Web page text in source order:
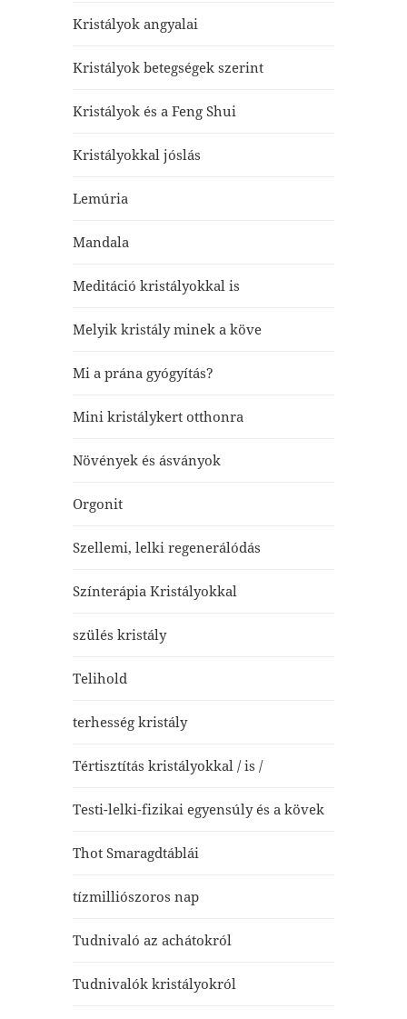
Kristályok angyalai
Kristályok betegségek szerint
Kristályok és a Feng Shui
Kristályokkal jóslás
Lemúria
Mandala
Meditáció kristályokkal is
Melyik kristály minek a köve
Mi a prána gyógyítás?
Mini kristálykert otthonra
Növények és ásványok
Orgonit
Szellemi, lelki regenerálódás
Színterápia Kristályokkal
szülés kristály
Telihold
terhesség kristály
Tértisztítás kristályokkal / is /
Testi-lelki-fizikai egyensúly és a kövek
Thot Smaragdtáblái
tízmilliószoros nap
Tudnivaló az achátokról
Tudnivalók kristályokról